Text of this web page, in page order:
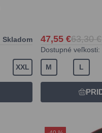
Skladom
XXL
47,55 €63,30 €
Dostupné veľkosti:
M L